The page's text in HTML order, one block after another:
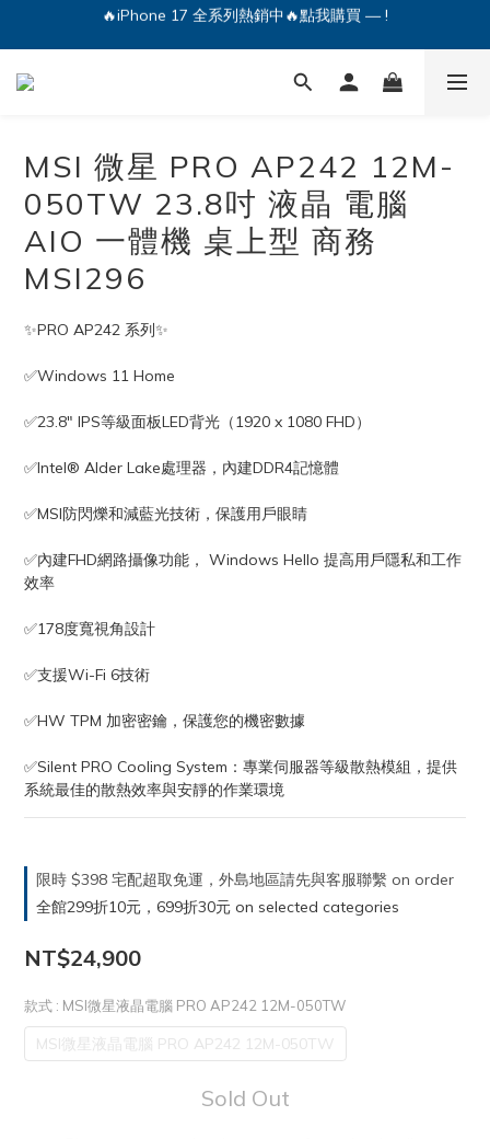
🔥iPhone 17 全系列熱銷中🔥點我購買 — !
💕加入Q哥 Line 新好友領優惠券！🎫
🔥iPhone 17 全系列熱銷中🔥點我購買 — !
MSI 微星 PRO AP242 12M-
050TW 23.8吋 液晶 電腦
AIO 一體機 桌上型 商務
MSI296
✨PRO AP242 系列✨
✅Windows 11 Home
✅23.8" IPS等級面板LED背光（1920 x 1080 FHD）
✅Intel® Alder Lake處理器，內建DDR4記憶體
✅MSI防閃爍和減藍光技術，保護用戶眼睛
✅內建FHD網路攝像功能， Windows Hello 提高用戶隱私和工作
效率
✅178度寬視角設計
✅支援Wi-Fi 6技術
✅HW TPM 加密密鑰，保護您的機密數據
✅Silent PRO Cooling System：專業伺服器等級散熱模組，提供
系統最佳的散熱效率與安靜的作業環境
限時 $398 宅配超取免運，外島地區請先與客服聯繫 on order
全館299折10元，699折30元 on selected categories
NT$24,900
款式 : MSI微星液晶電腦 PRO AP242 12M-050TW
MSI微星液晶電腦 PRO AP242 12M-050TW
Sold Out